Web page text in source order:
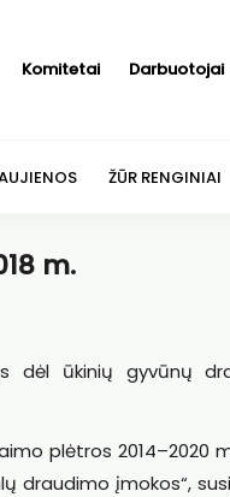
Komitetai Darbuotojai
ŽŪR RENGINIAI
m.
dėl ūkinių gyvūnų
plėtros 2014–2020
draudimo įmokos“,